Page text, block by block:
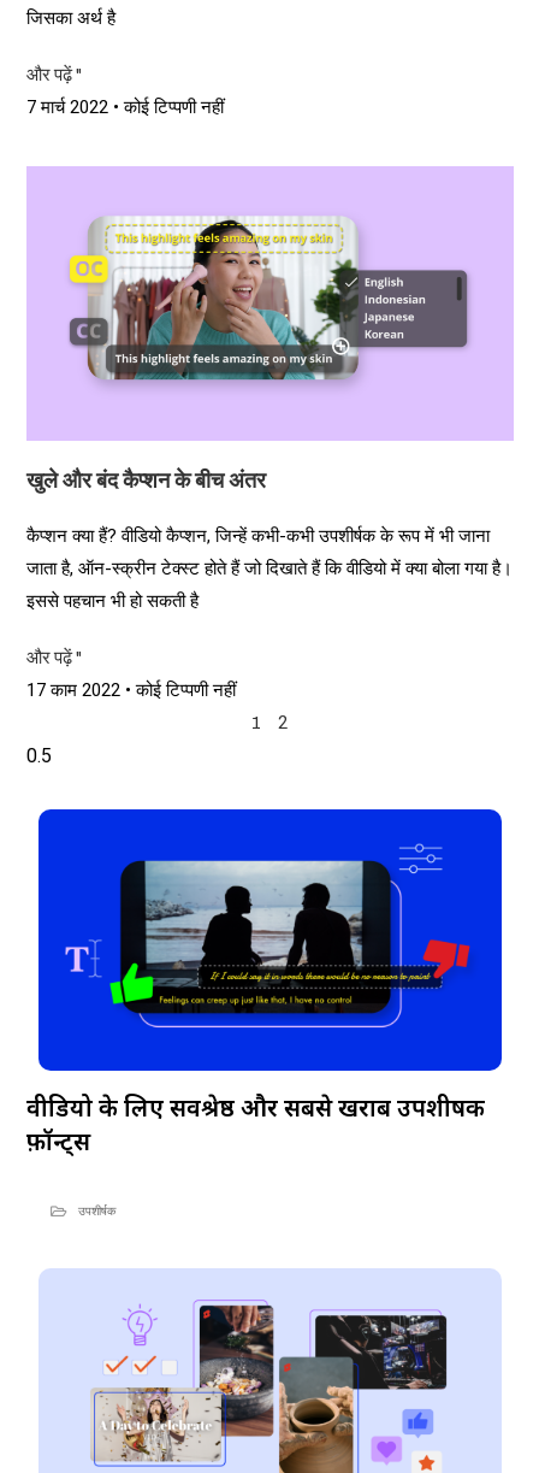
जिसका अर्थ है
और पढ़ें "
7 मार्च 2022 कोई टिप्पणी नहीं
खुले और बंद कैप्शन के बीच अंतर
कैप्शन क्या हैं? वीडियो कैप्शन, जिन्हें कभी-कभी उपशीर्षक के रूप में भी जाना
जाता है, ऑन-स्क्रीन टेक्स्ट होते हैं जो दिखाते हैं कि वीडियो में क्या बोला गया है।
इससे पहचान भी हो सकती है
और पढ़ें "
17 काम 2022 कोई टिप्पणी नहीं
1 2
वीडियो के लिए सर्वश्रेष्ठ और सबसे खराब उपशीर्षक
फ़ॉन्ट्स
उपशीर्षक